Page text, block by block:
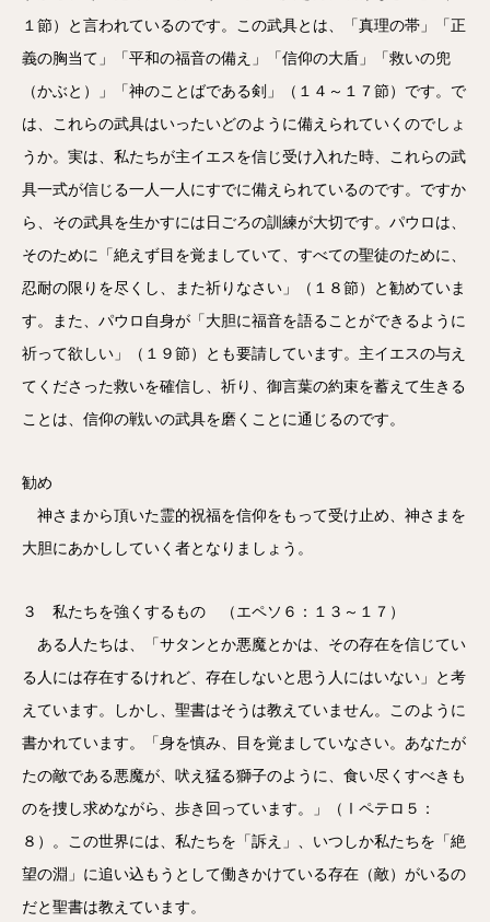
１節）と言われているのです。この武具とは、「真理の帯」「正
義の胸当て」「平和の福音の備え」「信仰の大盾」「救いの兜
（かぶと）」「神のことばである剣」（１４～１７節）です。で
は、これらの武具はいったいどのように備えられていくのでしょ
うか。実は、私たちが主イエスを信じ受け入れた時、これらの武
具一式が信じる一人一人にすでに備えられているのです。ですか
ら、その武具を生かすには日ごろの訓練が大切です。パウロは、
そのために「絶えず目を覚ましていて、すべての聖徒のために、
忍耐の限りを尽くし、また祈りなさい」（１８節）と勧めていま
す。また、パウロ自身が「大胆に福音を語ることができるように
祈って欲しい」（１９節）とも要請しています。主イエスの与え
てくださった救いを確信し、祈り、御言葉の約束を蓄えて生きる
ことは、信仰の戦いの武具を磨くことに通じるのです。
勧め
神さまから頂いた霊的祝福を信仰をもって受け止め、神さまを
大胆にあかししていく者となりましょう。
３ 私たちを強くするもの （エペソ６：１３～１７）
ある人たちは、「サタンとか悪魔とかは、その存在を信じてい
る人には存在するけれど、存在しないと思う人にはいない」と考
えています。しかし、聖書はそうは教えていません。このように
書かれています。「身を慎み、目を覚ましていなさい。あなたが
たの敵である悪魔が、吠え猛る獅子のように、食い尽くすべきも
のを捜し求めながら、歩き回っています。」（Ⅰペテロ５：
８）。この世界には、私たちを「訴え」、いつしか私たちを「絶
望の淵」に追い込もうとして働きかけている存在（敵）がいるの
だと聖書は教えています。